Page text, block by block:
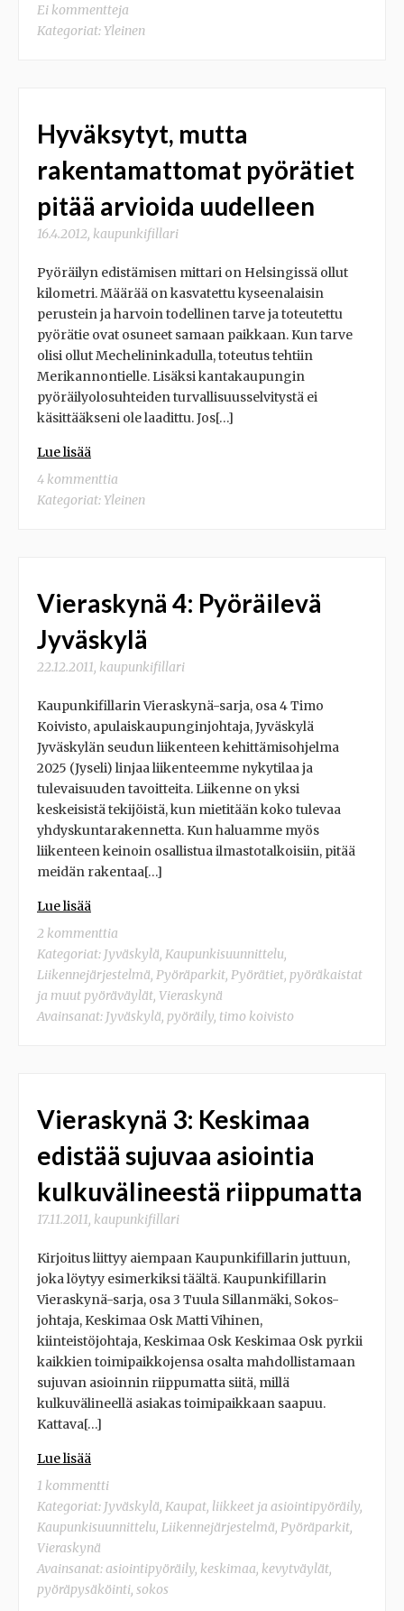
Ei kommentteja
Kategoriat: Yleinen
Hyväksytyt, mutta
rakentamattomat pyörätiet
pitää arvioida uudelleen
16.4.2012, kaupunkifillari
Pyöräilyn edistämisen mittari on Helsingissä ollut
kilometri. Määrää on kasvatettu kyseenalaisin
perustein ja harvoin todellinen tarve ja toteutettu
pyörätie ovat osuneet samaan paikkaan. Kun tarve
olisi ollut Mechelininkadulla, toteutus tehtiin
Merikannontielle. Lisäksi kantakaupungin
pyöräilyolosuhteiden turvallisuusselvitystä ei
käsittääkseni ole laadittu. Jos[…]
Lue lisää
4 kommenttia
Kategoriat: Yleinen
Vieraskynä 4: Pyöräilevä
Jyväskylä
22.12.2011, kaupunkifillari
Kaupunkifillarin Vieraskynä-sarja, osa 4 Timo
Koivisto, apulaiskaupunginjohtaja, Jyväskylä
Jyväskylän seudun liikenteen kehittämisohjelma
2025 (Jyseli) linjaa liikenteemme nykytilaa ja
tulevaisuuden tavoitteita. Liikenne on yksi
keskeisistä tekijöistä, kun mietitään koko tulevaa
yhdyskuntarakennetta. Kun haluamme myös
liikenteen keinoin osallistua ilmastotalkoisiin, pitää
meidän rakentaa[…]
Lue lisää
2 kommenttia
Kategoriat: Jyväskylä, Kaupunkisuunnittelu,
Liikennejärjestelmä, Pyöräparkit, Pyörätiet, pyöräkaistat
ja muut pyöräväylät, Vieraskynä
Avainsanat: Jyväskylä, pyöräily, timo koivisto
Vieraskynä 3: Keskimaa
edistää sujuvaa asiointia
kulkuvälineestä riippumatta
17.11.2011, kaupunkifillari
Kirjoitus liittyy aiempaan Kaupunkifillarin juttuun,
joka löytyy esimerkiksi täältä. Kaupunkifillarin
Vieraskynä-sarja, osa 3 Tuula Sillanmäki, Sokos-
johtaja, Keskimaa Osk Matti Vihinen,
kiinteistöjohtaja, Keskimaa Osk Keskimaa Osk pyrkii
kaikkien toimipaikkojensa osalta mahdollistamaan
sujuvan asioinnin riippumatta siitä, millä
kulkuvälineellä asiakas toimipaikkaan saapuu.
Kattava[…]
Lue lisää
1 kommentti
Kategoriat: Jyväskylä, Kaupat, liikkeet ja asiointipyöräily,
Kaupunkisuunnittelu, Liikennejärjestelmä, Pyöräparkit,
Vieraskynä
Avainsanat:asiointipyöräily, keskimaa, kevytväylät,
pyöräpysäköinti, sokos